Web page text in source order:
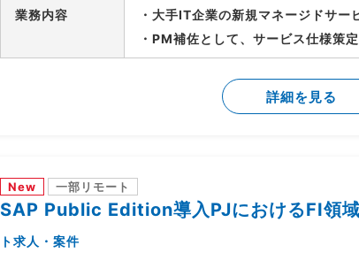
業務内容
・大手IT企業の新規マネージドサー
・PM補佐として、サービス仕様策
等、立上げ全体をリード
・立上げ後はサービス運用のリード
ーチへの参画等、多面的に貢献範囲
詳細を見る
New 一部リモート
SAP Public Edition導入PJにおけるFI領
ト求人・案件